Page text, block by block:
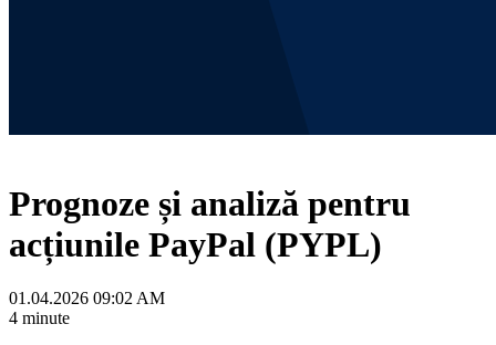
Prognoze și analiză pentru
acțiunile PayPal (PYPL)
01.04.2026 09:02 AM
4 minute